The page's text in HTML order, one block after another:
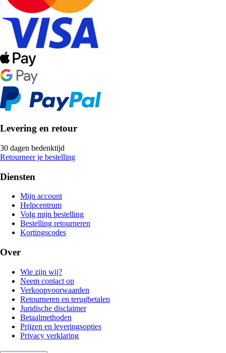
Levering en retour
30 dagen bedenktijd
Retourneer je bestelling
Diensten
Mijn account
Helpcentrum
Volg mijn bestelling
Bestelling retourneren
Kortingscodes
Over
Wie zijn wij?
Neem contact op
Verkoopvoorwaarden
Retourneren en terugbetalen
Juridische disclaimer
Betaalmethoden
Prijzen en leveringsopties
Privacy verklaring